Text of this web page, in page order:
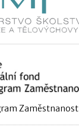
Zaměstnanost